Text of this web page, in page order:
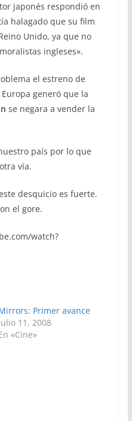
japonés respondió en
halagado que su film
Unido, ya que no
ingleses».
el estreno de
generó que la
se negara a vender la
país por lo que
vía.
desquicio es fuerte.
el gore.
watch?
Primer avance
11, 2008
«Cine»